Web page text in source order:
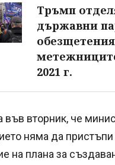
Тръмп
държавни
2021 г.
във вторник, че
няма да
на плана за